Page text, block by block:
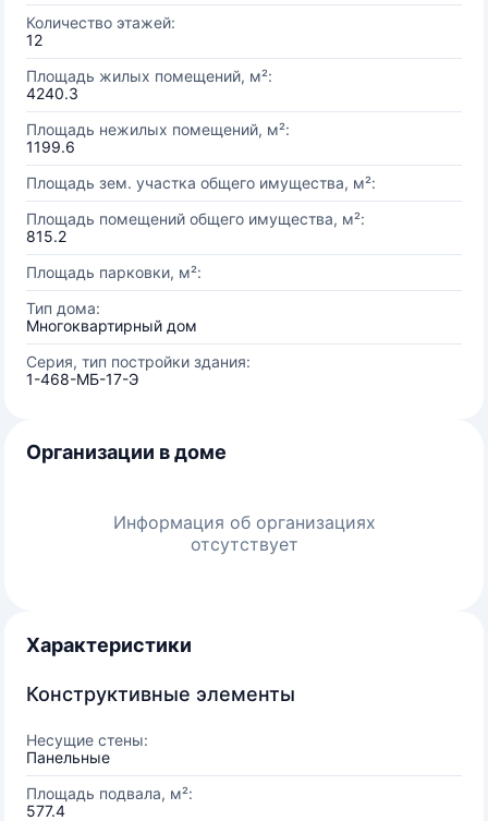
Количество этажей:
12
Площадь жилых помещений, м²:
4240.3
Площадь нежилых помещений, м²:
1199.6
Площадь зем. участка общего имущества, м²:
Площадь помещений общего имущества, м²:
815.2
Площадь парковки, м²:
Тип дома:
Многоквартирный дом
Серия, тип постройки здания:
1-468-МБ-17-Э
Организации в доме
Информация об организациях
отсутствует
Характеристики
Конструктивные элементы
Несущие стены:
Панельные
Площадь подвала, м²:
577.4